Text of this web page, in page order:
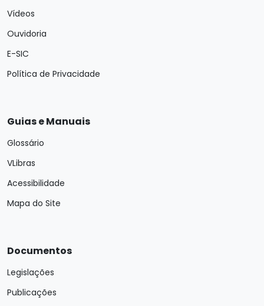
Vídeos
Ouvidoria
E-SIC
Política de Privacidade
Guias e Manuais
Glossário
VLibras
Acessibilidade
Mapa do Site
Documentos
Legislações
Publicações